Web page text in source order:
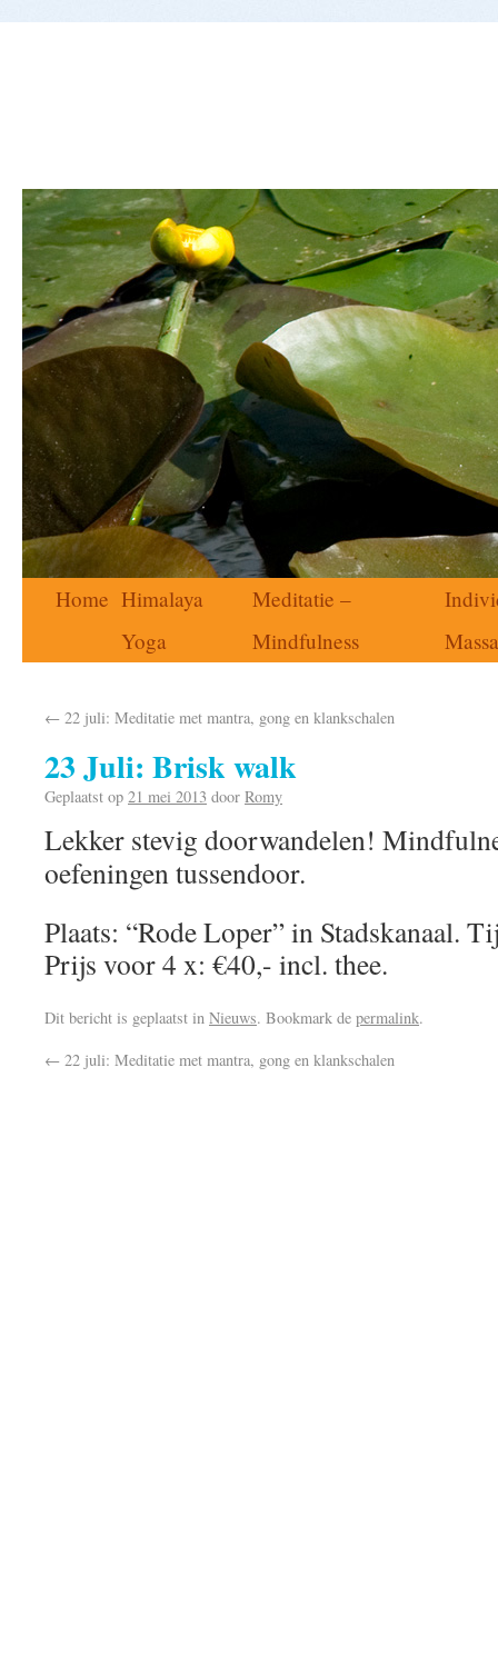
Home Himalaya
Yoga
Meditatie –
Mindfulness
← 22 juli: Meditatie met mantra, gong en klankschalen
23 Juli: Brisk walk
Geplaatst op 21 mei 2013 door Romy
Lekker stevig doorwandelen!
oefeningen tussendoor.
Plaats: “Rode Loper” in Stadskanaal.
Prijs voor 4 x: €40,- incl. thee.
Dit bericht is geplaatst in Nieuws. Bookmark de permalink.
← 22 juli: Meditatie met mantra, gong en klankschalen